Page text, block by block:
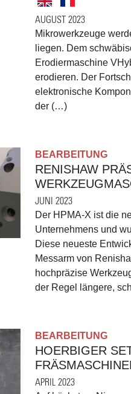
AUGUST 2023
Mikrowerkzeuge
liegen. Dem
Erodiermaschine
erodieren. Der
elektronische
der (…)
BEARBEITUNG
RENISHAW
JUNI 2023
Der HPMA-X ist die
Unternehmens und
Diese neueste
Messarm von
hochpräzise
der Regel längere,
BEARBEITUNG
HOERBIGER
APRIL 2023